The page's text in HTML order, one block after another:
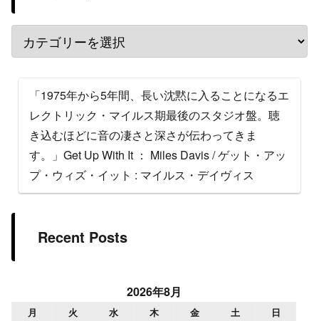
「1975年から5年間、長い沈黙に入ることになるエ
レクトリック・マイルス期最後のスタジオ盤。聴
き込むほどに音の凄さと深さが伝わってきま
す。」Get Up With It ： Miles Davis / ゲット・アッ
プ・ウィズ・イット : マイルス・デイヴィス
Recent Posts
2026年8月
月 火 水 木 金 土 日